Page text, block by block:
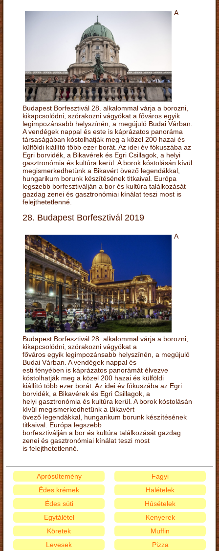
A
Budapest Borfesztivál 28. alkalommal várja a borozni,
kikapcsolódni, szórakozni vágyókat a főváros egyik
legimpozánsabb helyszínén, a megújuló Budai Várban.
A vendégek nappal és este is káprázatos panoráma
társaságában kóstolhatják meg a közel 200 hazai és
külföldi kiállító több ezer borát. Az idei év fókuszába az
Egri borvidék, a Bikavérek és Egri Csillagok, a helyi
gasztronómia és kultúra kerül. A borok kóstolásán kívül
megismerkedhetünk a Bikavért övező legendákkal,
hungarikum borunk készítésének titkaival. Európa
legszebb borfesztiválján a bor és kultúra találkozását
gazdag zenei és gasztronómiai kínálat teszi most is
felejthetetlenné.
28. Budapest Borfesztivál 2019
A
Budapest Borfesztivál 28. alkalommal várja a borozni,
kikapcsolódni, szórakozni vágyókat a
főváros egyik legimpozánsabb helyszínén, a megújuló
Budai Várban. A vendégek nappal és
esti fényében is káprázatos panorámát élvezve
kóstolhatják meg a közel 200 hazai és külföldi
kiállító több ezer borát. Az idei év fókuszába az Egri
borvidék, a Bikavérek és Egri Csillagok, a
helyi gasztronómia és kultúra kerül. A borok kóstolásán
kívül megismerkedhetünk a Bikavért
övező legendákkal, hungarikum borunk készítésének
titkaival. Európa legszebb
borfesztiválján a bor és kultúra találkozását gazdag
zenei és gasztronómiai kínálat teszi most
is felejthetetlenné.
Aprósütemény
Édes krémek
Édes süti
Egytálétel
Fagyi
Halételek
Húsételek
Kenyerek
Köretek
Levesek
Muffin
Pizza